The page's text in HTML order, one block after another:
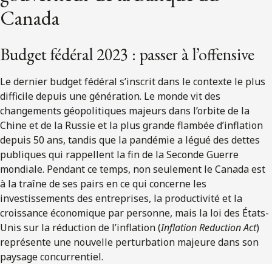
Canada
Budget fédéral 2023 : passer à l’offensive
Le dernier budget fédéral s’inscrit dans le contexte le plus
difficile depuis une génération. Le monde vit des
changements géopolitiques majeurs dans l’orbite de la
Chine et de la Russie et la plus grande flambée d’inflation
depuis 50 ans, tandis que la pandémie a légué des dettes
publiques qui rappellent la fin de la Seconde Guerre
mondiale. Pendant ce temps, non seulement le Canada est
à la traîne de ses pairs en ce qui concerne les
investissements des entreprises, la productivité et la
croissance économique par personne, mais la loi des États-
Unis sur la réduction de l’inflation (Inflation Reduction Act)
représente une nouvelle perturbation majeure dans son
paysage concurrentiel.